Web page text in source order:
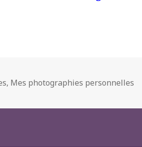
, Mes photographies personnelles